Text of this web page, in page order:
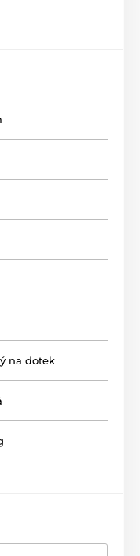
na dotek